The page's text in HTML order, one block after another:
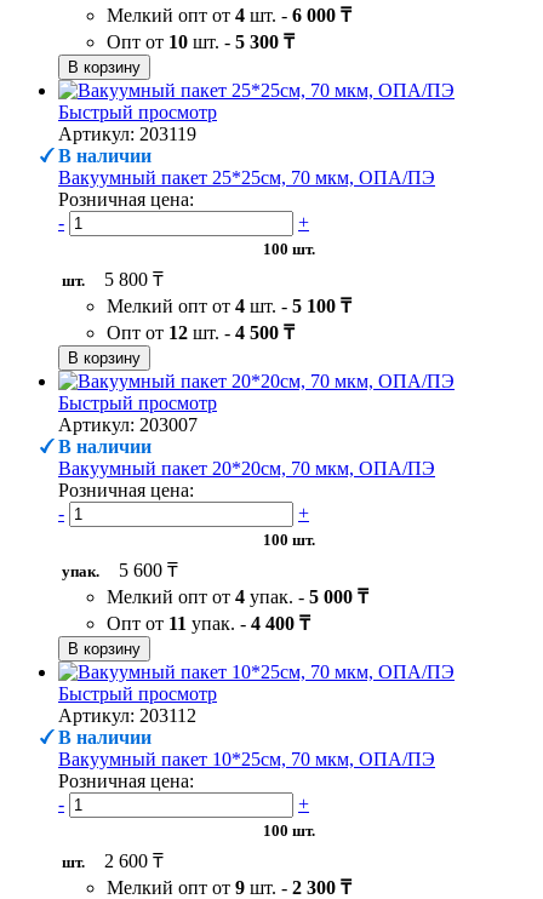
Мелкий опт от 4 шт. - 6 000 ₸
Опт от 10 шт. - 5 300 ₸
В корзину
Быстрый просмотр
Артикул: 203119
В наличии
Вакуумный пакет 25*25см, 70 мкм, ОПА/ПЭ
Розничная цена:
-
+
100 шт.
шт.
5 800 ₸
Мелкий опт от 4 шт. - 5 100 ₸
Опт от 12 шт. - 4 500 ₸
В корзину
Быстрый просмотр
Артикул: 203007
В наличии
Вакуумный пакет 20*20см, 70 мкм, ОПА/ПЭ
Розничная цена:
-
+
100 шт.
упак.
5 600 ₸
Мелкий опт от 4 упак. - 5 000 ₸
Опт от 11 упак. - 4 400 ₸
В корзину
Быстрый просмотр
Артикул: 203112
В наличии
Вакуумный пакет 10*25см, 70 мкм, ОПА/ПЭ
Розничная цена:
-
+
100 шт.
шт.
2 600 ₸
Мелкий опт от 9 шт. - 2 300 ₸